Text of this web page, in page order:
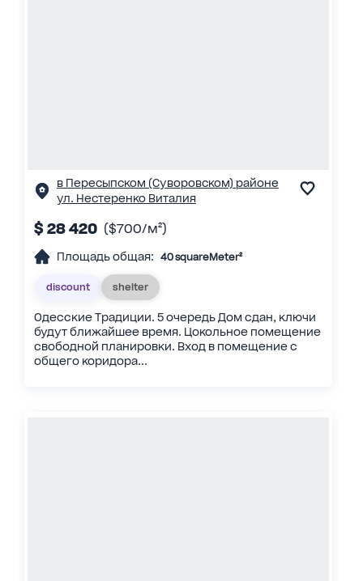
в Пересыпском (Суворовском) районе
ул. Нестеренко Виталия
$ 28 420 ($700/м²)
Площадь общая: 40 squareMeter²
discount shelter
Одесские Традиции. 5 очередь Дом сдан, ключи
будут ближайшее время. Цокольное помещение
свободной планировки. Вход в помещение с
общего коридора...